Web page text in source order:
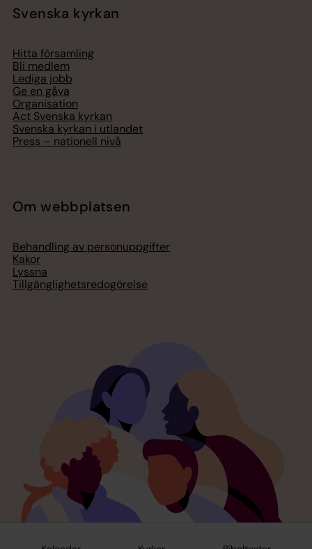
Svenska kyrkan
Hitta församling
Bli medlem
Lediga jobb
Ge en gåva
Organisation
Act Svenska kyrkan
Svenska kyrkan i utlandet
Press – nationell nivå
Om webbplatsen
Behandling av personuppgifter
Kakor
Lyssna
Tillgänglighetsredogörelse